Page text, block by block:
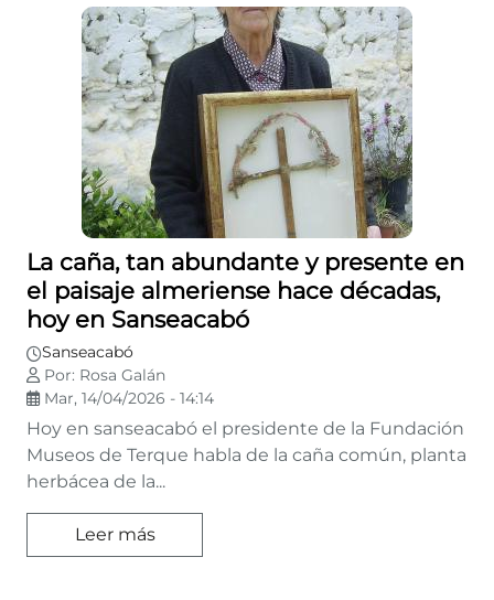
La caña, tan abundante y presente en
el paisaje almeriense hace décadas,
hoy en Sanseacabó
Sanseacabó
Por: Rosa Galán
Mar, 14/04/2026 - 14:14
Hoy en sanseacabó el presidente de la Fundación
Museos de Terque habla de la caña común, planta
herbácea de la...
Leer más